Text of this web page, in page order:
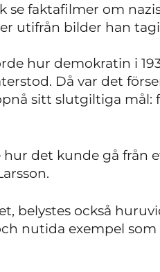
se faktafilmer om
utifrån bilder han
hur demokratin i
Då var det
sitt slutgiltiga mål:
hur det kunde gå från
belystes också
nutida exempel